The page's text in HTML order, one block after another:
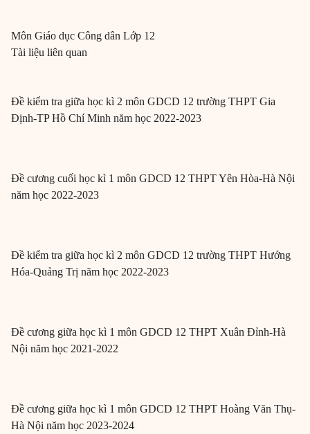
Môn Giáo dục Công dân Lớp 12
Tài liệu liên quan
Đề kiểm tra giữa học kì 2 môn GDCD 12 trường THPT Gia
Định-TP Hồ Chí Minh năm học 2022-2023
Đề cương cuối học kì 1 môn GDCD 12 THPT Yên Hòa-Hà Nội
năm học 2022-2023
Đề kiểm tra giữa học kì 2 môn GDCD 12 trường THPT Hướng
Hóa-Quảng Trị năm học 2022-2023
Đề cương giữa học kì 1 môn GDCD 12 THPT Xuân Đỉnh-Hà
Nội năm học 2021-2022
Đề cương giữa học kì 1 môn GDCD 12 THPT Hoàng Văn Thụ-
Hà Nội năm học 2023-2024